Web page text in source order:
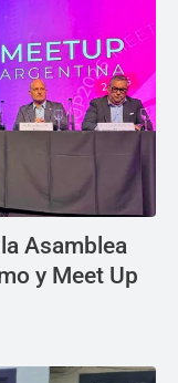
Asamblea
y Meet Up